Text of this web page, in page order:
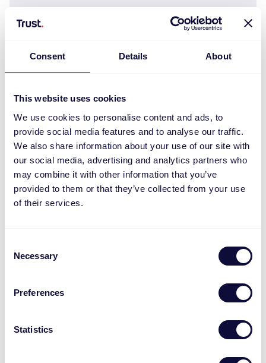
Consent Details About
This website uses cookies
We use cookies to personalise content and ads, to
provide social media features and to analyse our traffic.
We also share information about your use of our site with
our social media, advertising and analytics partners who
may combine it with other information that you’ve
provided to them or that they’ve collected from your use
of their services.
Selection
Necessary
Preferences
Statistics
Lauréat de la médaille d’or
Trust est fière d’annoncer avoir obtenu, pour la